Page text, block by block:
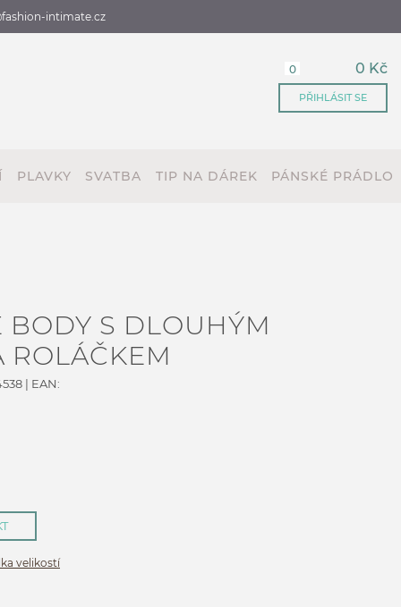
intimate.cz
0 0 Kč
PŘIHLÁSIT SE
PLAVKY SVATBA TIP NA DÁREK PÁNSKÉ PRÁDLO
S DLOUHÝM
ROLÁČKEM
| EAN:
velikostí